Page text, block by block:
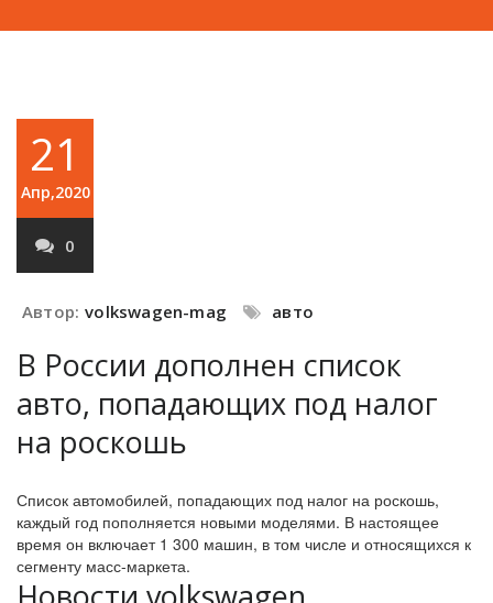
21
Апр,2020
0
Автор: volkswagen-mag авто
В России дополнен список
авто, попадающих под налог
на роскошь
Список автомобилей, попадающих под налог на роскошь,
каждый год пополняется новыми моделями. В настоящее
время он включает 1 300 машин, в том числе и относящихся к
сегменту масс-маркета.